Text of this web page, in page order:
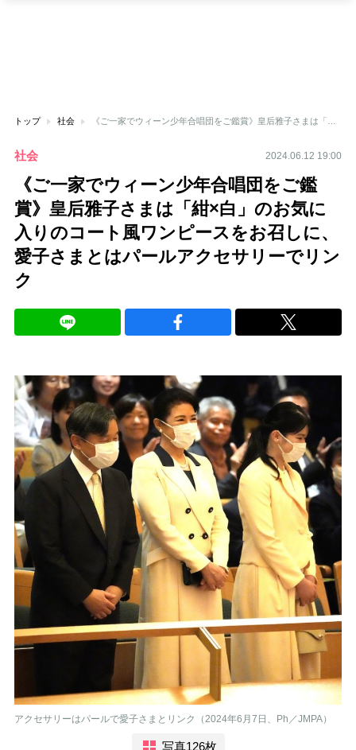
トップ 社会
社会 2024.06.12 19:00
《ご一家でウィーン少年合唱団をご鑑
賞》皇后雅子さまは「紺×白」のお気に
入りのコート風ワンピースをお召しに、
愛子さまとはパールアクセサリーでリン
ク
アクセサリーはパールで愛子さまとリンク（2024年6月7日、Ph／JMPA）
写真126枚